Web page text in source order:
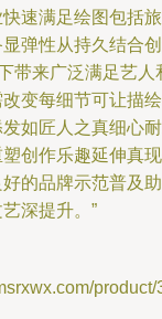
速满足绘图包括
弹性从持久结合
带来广泛满足艺
变每细节可让描
如匠人之真细心
创作乐趣延伸真
的品牌示范普及
深提升。”
product/